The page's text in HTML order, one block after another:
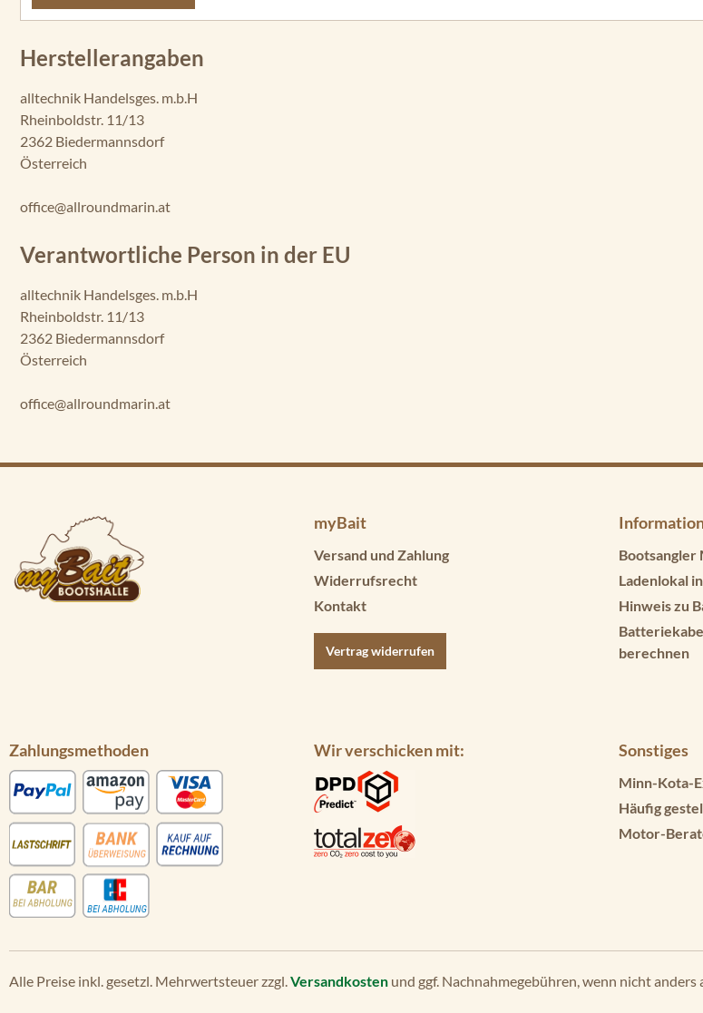
Herstellerangaben
alltechnik Handelsges. m.b.H
Rheinboldstr. 11/13
2362 Biedermannsdorf
Österreich
office@allroundmarin.at
Verantwortliche Person in der EU
alltechnik Handelsges. m.b.H
Rheinboldstr. 11/13
2362 Biedermannsdorf
Österreich
office@allroundmarin.at
myBait
Versand und Zahlung
Widerrufsrecht
Kontakt
Vertrag widerrufen
Bootsangler
Ladenlokal
Hinweis zu
berechnen
Zahlungsmethoden Wir verschicken mit: Sonstiges
Minn-Kota-
Häufig
Motor-
Alle Preise inkl. gesetzl. Mehrwertsteuer zzgl.Versandkosten und ggf. Nachnahmegebühren, wenn nicht anders